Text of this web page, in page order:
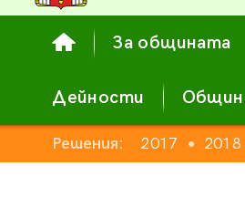
За общината
Дейности
Решения:
● 2016 2017 ● 2018